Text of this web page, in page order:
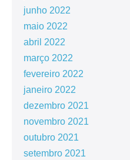
junho 2022
maio 2022
abril 2022
março 2022
fevereiro 2022
janeiro 2022
dezembro 2021
novembro 2021
outubro 2021
setembro 2021